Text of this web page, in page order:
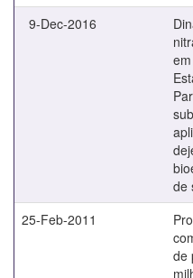
9-Dec-2016
de
25-Feb-2011
de